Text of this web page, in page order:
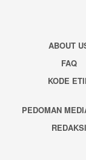
ABOUT
FAQ
KODE
PEDOMAN
REDAKSI